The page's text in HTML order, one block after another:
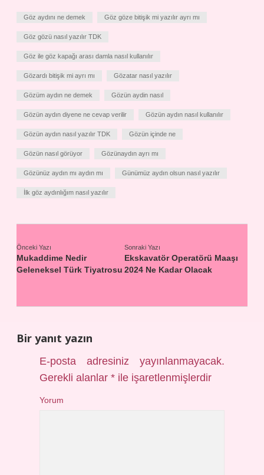
Göz aydını ne demek Göz göze bitişik mi yazılır ayrı mı
Göz gözü nasıl yazılır TDK
Göz ile göz kapağı arası damla nasıl kullanılır
Gözardı bitişik mi ayrı mı Gözatar nasıl yazılır
Gözüm aydın ne demek Gözün aydin nasıl
Gözün aydın diyene ne cevap verilir Gözün aydın nasıl kullanılır
Gözün aydın nasıl yazılır TDK Gözün içinde ne
Gözün nasıl görüyor Gözünaydın ayrı mı
Gözünüz aydın mı aydın mı Günümüz aydın olsun nasıl yazılır
İlk göz aydınlığım nasıl yazılır
Önceki Yazı
Mukaddime Nedir
Geleneksel Türk Tiyatrosu
Sonraki Yazı
Ekskavatör Operatörü Maaşı
2024 Ne Kadar Olacak
Bir yanıt yazın
E-posta adresiniz yayınlanmayacak.
Gerekli alanlar* ile işaretlenmişlerdir
Yorum